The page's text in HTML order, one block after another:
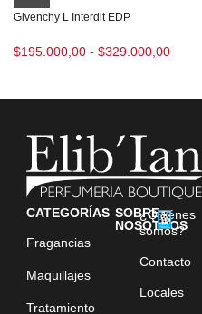
Givenchy L Interdit EDP
$195.000,00 - $329.000,00
CATEGORÍAS
Fragancias
Maquillajes
Tratamiento
SOBRE
NOSOTROS
¿Quiénes
somos?
Contacto
Locales